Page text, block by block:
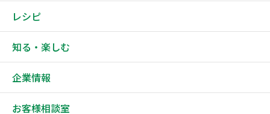
レシピ
知る・楽しむ
企業情報
お客様相談室